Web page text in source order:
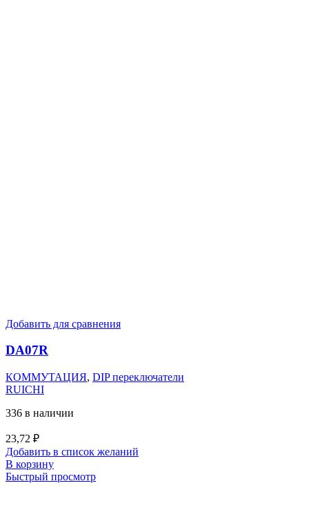
Добавить для сравнения
DA07R
КОММУТАЦИЯ, DIP переключатели
RUICHI
336 в наличии
23,72 ₽
Добавить в список желаний
В корзину
Быстрый просмотр